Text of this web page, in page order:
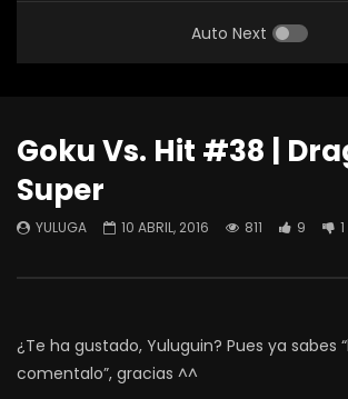
Auto Next
Goku Vs. Hit #38 |
Super
YULUGA 10 ABRIL, 2016 811 9 1
¿Te ha gustado, Yuluguin? Pues ya sabes
comentalo”, gracias ^^